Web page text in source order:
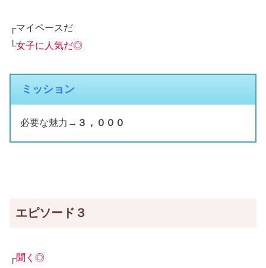
┌マイペースだ
└女子に人気だ◎
ミッション
必要な魅力→ ３，０００
エピソード３
┌聞く◎